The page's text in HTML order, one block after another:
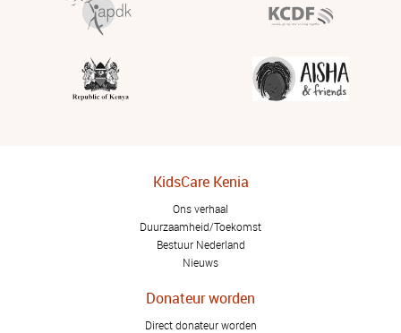
KidsCare Kenia
Ons verhaal
Duurzaamheid/Toekomst
Bestuur Nederland
Nieuws
Donateur worden
Direct donateur worden